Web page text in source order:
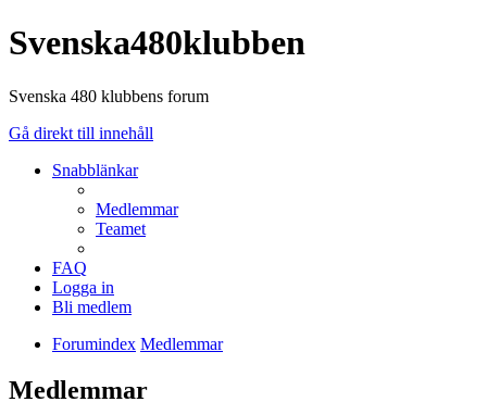
Svenska480klubben
Svenska 480 klubbens forum
Gå direkt till innehåll
Snabblänkar
Medlemmar
Teamet
FAQ
Logga in
Bli medlem
Forumindex Medlemmar
Medlemmar